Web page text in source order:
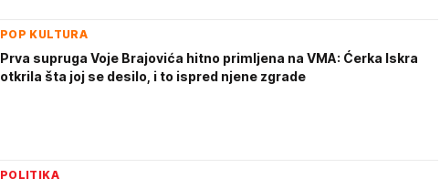
POP KULTURA
Prva supruga Voje Brajovića hitno primljena na VMA: Ćerka Iskra
otkrila šta joj se desilo, i to ispred njene zgrade
POLITIKA